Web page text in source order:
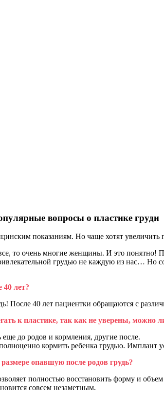
вопросы о пластике груди
показаниям. Но чаще хотят увеличить
то очень многие женщины. И это понятно!
грудью не каждую из нас… Но
40 лет?
После 40 лет пациентки обращаются с
к пластике, так как не уверены, можно
до родов и кормления, другие после.
кормить ребенка грудью. Имплант
опавшую после родов грудь?
полностью восстановить форму и
совсем незаметным.